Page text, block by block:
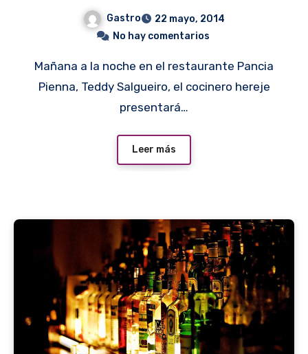
Gastro
22 mayo, 2014
No hay comentarios
Mañana a la noche en el restaurante Pancia
Pienna, Teddy Salgueiro, el cocinero hereje
presentará…
Leer más